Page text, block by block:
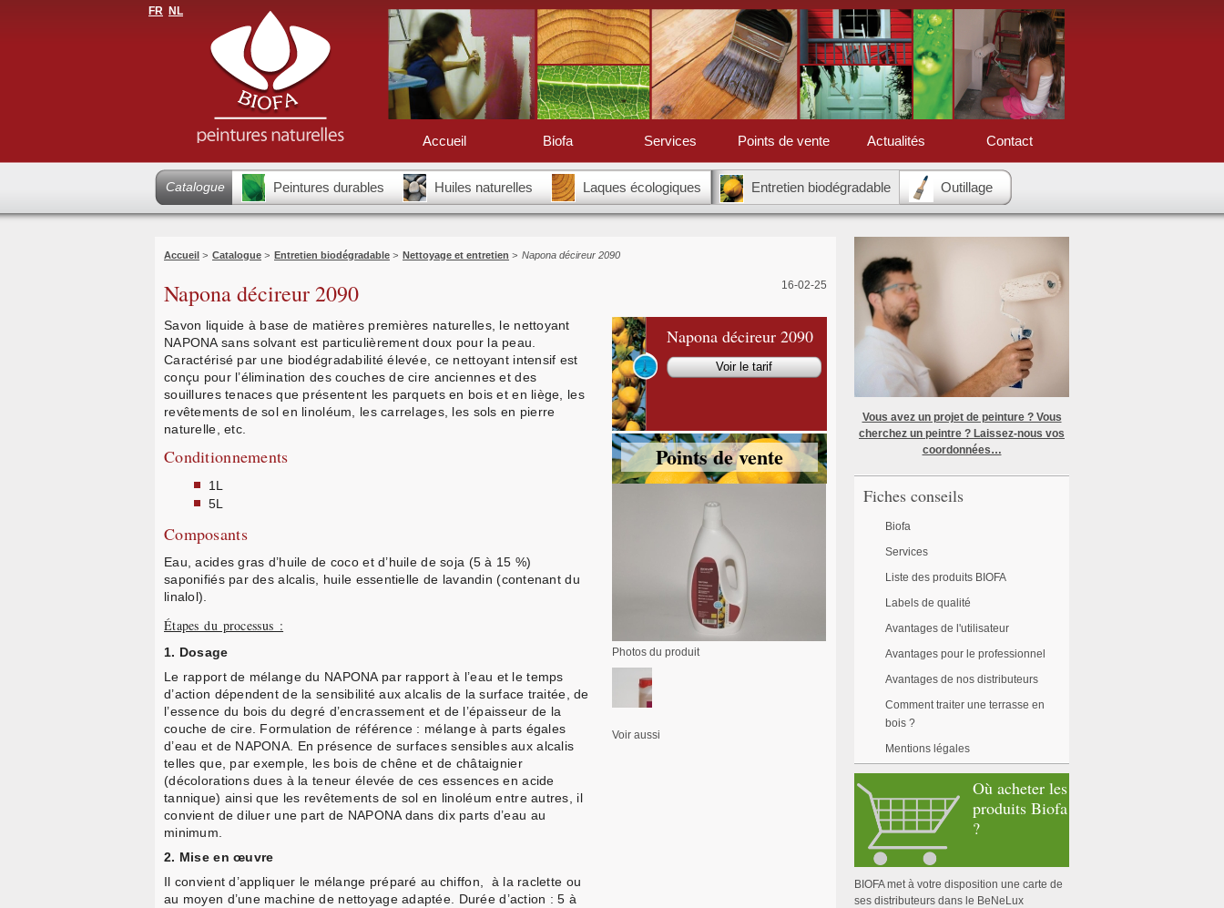
FR NL
Accueil Biofa Services Points de vente Actualités Contact
Catalogue Peintures durables Huiles naturelles Laques écologiques Entretien biodégradable Outillage
Accueil > Catalogue > Entretien biodégradable > Nettoyage et entretien > Napona décireur 2090
16-02-25
Napona décireur 2090
Napona décireur 2090
Voir le tarif
Points de vente
Photos du produit
Voir aussi
Savon liquide à base de matières premières naturelles, le nettoyant
NAPONA sans solvant est particulièrement doux pour la peau.
Caractérisé par une biodégradabilité élevée, ce nettoyant intensif est
conçu pour l’élimination des couches de cire anciennes et des
souillures tenaces que présentent les parquets en bois et en liège, les
revêtements de sol en linoléum, les carrelages, les sols en pierre
naturelle, etc.
Conditionnements
1L
5L
Composants
Eau, acides gras d’huile de coco et d’huile de soja (5 à 15 %)
saponifiés par des alcalis, huile essentielle de lavandin (contenant du
linalol).
Étapes du processus :
1. Dosage
Le rapport de mélange du NAPONA par rapport à l’eau et le temps
d’action dépendent de la sensibilité aux alcalis de la surface traitée, de
l’essence du bois du degré d’encrassement et de l’épaisseur de la
couche de cire. Formulation de référence : mélange à parts égales
d’eau et de NAPONA. En présence de surfaces sensibles aux alcalis
telles que, par exemple, les bois de chêne et de châtaignier
(décolorations dues à la teneur élevée de ces essences en acide
tannique) ainsi que les revêtements de sol en linoléum entre autres, il
convient de diluer une part de NAPONA dans dix parts d’eau au
minimum.
2. Mise en œuvre
Il convient d’appliquer le mélange préparé au chiffon, à la raclette ou
au moyen d’une machine de nettoyage adaptée. Durée d’action : 5 à
Vous avez un projet de peinture ? Vous
cherchez un peintre ? Laissez-nous vos
coordonnées…
Fiches conseils
Biofa
Services
Liste des produits BIOFA
Labels de qualité
Avantages de l'utilisateur
Avantages pour le professionnel
Avantages de nos distributeurs
Comment traiter une terrasse en
bois ?
Mentions légales
Où acheter les
produits Biofa
?
BIOFA met à votre disposition une carte de
ses distributeurs dans le BeNeLux